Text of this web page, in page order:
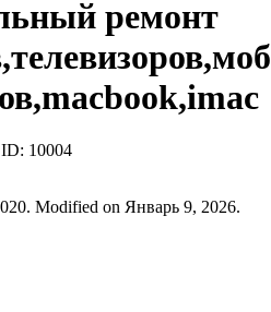
ремонт
ID: 10004
Modified on Январь 9, 2026.